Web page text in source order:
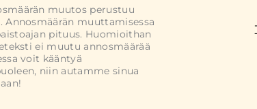
muutos perustuu
Annosmäärän muuttamisessa
pituus. Huomioithan
ei muutu annosmäärää
voit kääntyä
niin autamme sinua